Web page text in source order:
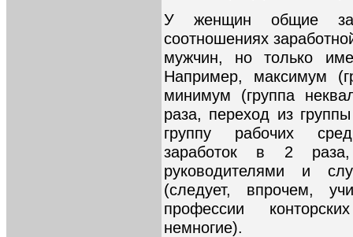
У женщин общие
соотношениях
мужчин, но только
Например, максимум
минимум (группа
раза, переход из
группу рабочих
заработок в 2
руководителями и
(следует, впрочем,
профессии
немногие).